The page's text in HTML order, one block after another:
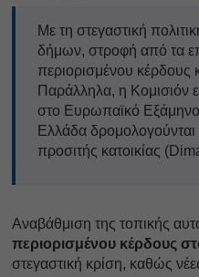
Με τη στεγαστική
δήμων, στροφή από τα
περιορισμένου κέρδους
Παράλληλα, η Κομισιόν
στο Ευρωπαϊκό Εξάμηνο
Ελλάδα
προσιτής κατοικίας
Αναβάθμιση της τοπικής
περιορισμένου κέρδους
στεγαστική κρίση, καθώς